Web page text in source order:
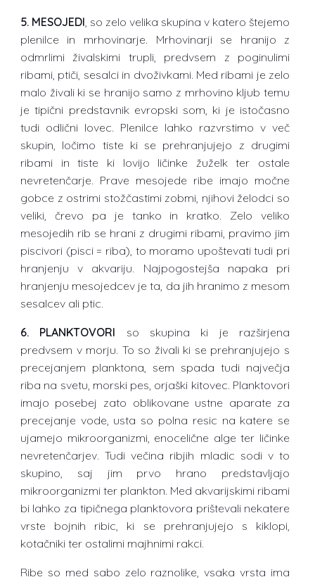
5. MESOJEDI, so zelo velika skupina v katero štejemo
plenilce in mrhovinarje. Mrhovinarji se hranijo z
odmrlimi živalskimi trupli, predvsem z poginulimi
ribami, ptiči, sesalci in dvoživkami. Med ribami je zelo
malo živali ki se hranijo samo z mrhovino kljub temu
je tipični predstavnik evropski som, ki je istočasno
tudi odlični lovec. Plenilce lahko razvrstimo v več
skupin, ločimo tiste ki se prehranjujejo z drugimi
ribami in tiste ki lovijo ličinke žuželk ter ostale
nevretenčarje. Prave mesojede ribe imajo močne
gobce z ostrimi stožčastimi zobmi, njihovi želodci so
veliki, črevo pa je tanko in kratko. Zelo veliko
mesojedih rib se hrani z drugimi ribami, pravimo jim
piscivori (pisci = riba), to moramo upoštevati tudi pri
hranjenju v akvariju. Najpogostejša napaka pri
hranjenju mesojedcev je ta, da jih hranimo z mesom
sesalcev ali ptic.
6. PLANKTOVORI so skupina ki je razširjena
predvsem v morju. To so živali ki se prehranjujejo s
precejanjem planktona, sem spada tudi največja
riba na svetu, morski pes, orjaški kitovec. Planktovori
imajo posebej zato oblikovane ustne aparate za
precejanje vode, usta so polna resic na katere se
ujamejo mikroorganizmi, enocelične alge ter ličinke
nevretenčarjev. Tudi večina ribjih mladic sodi v to
skupino, saj jim prvo hrano predstavljajo
mikroorganizmi ter plankton. Med akvarijskimi ribami
bi lahko za tipičnega planktovora prištevali nekatere
vrste bojnih ribic, ki se prehranjujejo s kiklopi,
kotačniki ter ostalimi majhnimi rakci.
Ribe so med sabo zelo raznolike, vsaka vrsta ima